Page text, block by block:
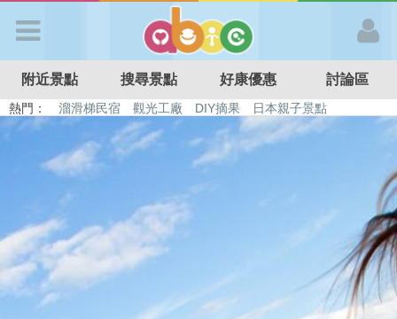
APP登入
首 頁
搜尋景點
好康優惠
附近景點 搜尋景點 好康優惠 討論區
熱門： 溜滑梯民宿 觀光工廠 DIY摘果
日本親子景點
特色遊戲場
親子住房優惠 台北親子餐廳 溫泉泡湯SPA